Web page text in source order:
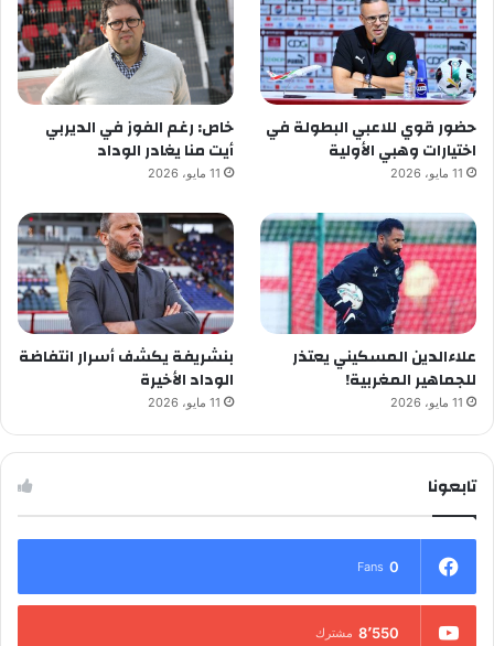
حضور قوي للاعبي البطولة في
اختيارات وهبي الأولية
11 مايو، 2026
خاص: رغم الفوز في الديربي
أيت منا يغادر الوداد
11 مايو، 2026
علاءالدين المسكيني يعتذر
للجماهير المغربية!
11 مايو، 2026
بنشريفة يكشف أسرار انتفاضة
الوداد الأخيرة
11 مايو، 2026
تابعونا
0
Fans
8٬550 مشترك